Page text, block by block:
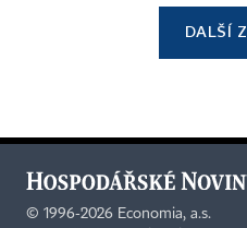
DALŠÍ
© 1996-2026 Economia, a.s.